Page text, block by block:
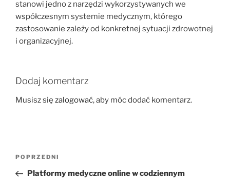
stanowi jedno z narzędzi wykorzystywanych we
współczesnym systemie medycznym, którego
zastosowanie zależy od konkretnej sytuacji zdrowotnej
i organizacyjnej.
Dodaj komentarz
Musisz się zalogować, aby móc dodać komentarz.
Nawigacja
Poprzedni
wpis
POPRZEDNI
Platformy medyczne online w codziennym